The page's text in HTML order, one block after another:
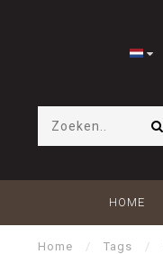
HOME
Home / Tags /